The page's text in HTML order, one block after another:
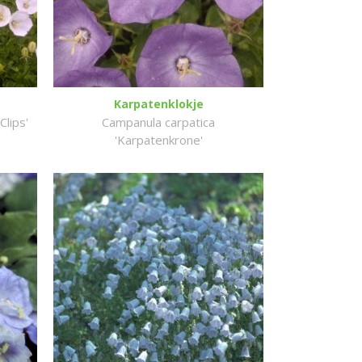
Karpatenklokje
Campanula carpatica
'Karpatenkrone'